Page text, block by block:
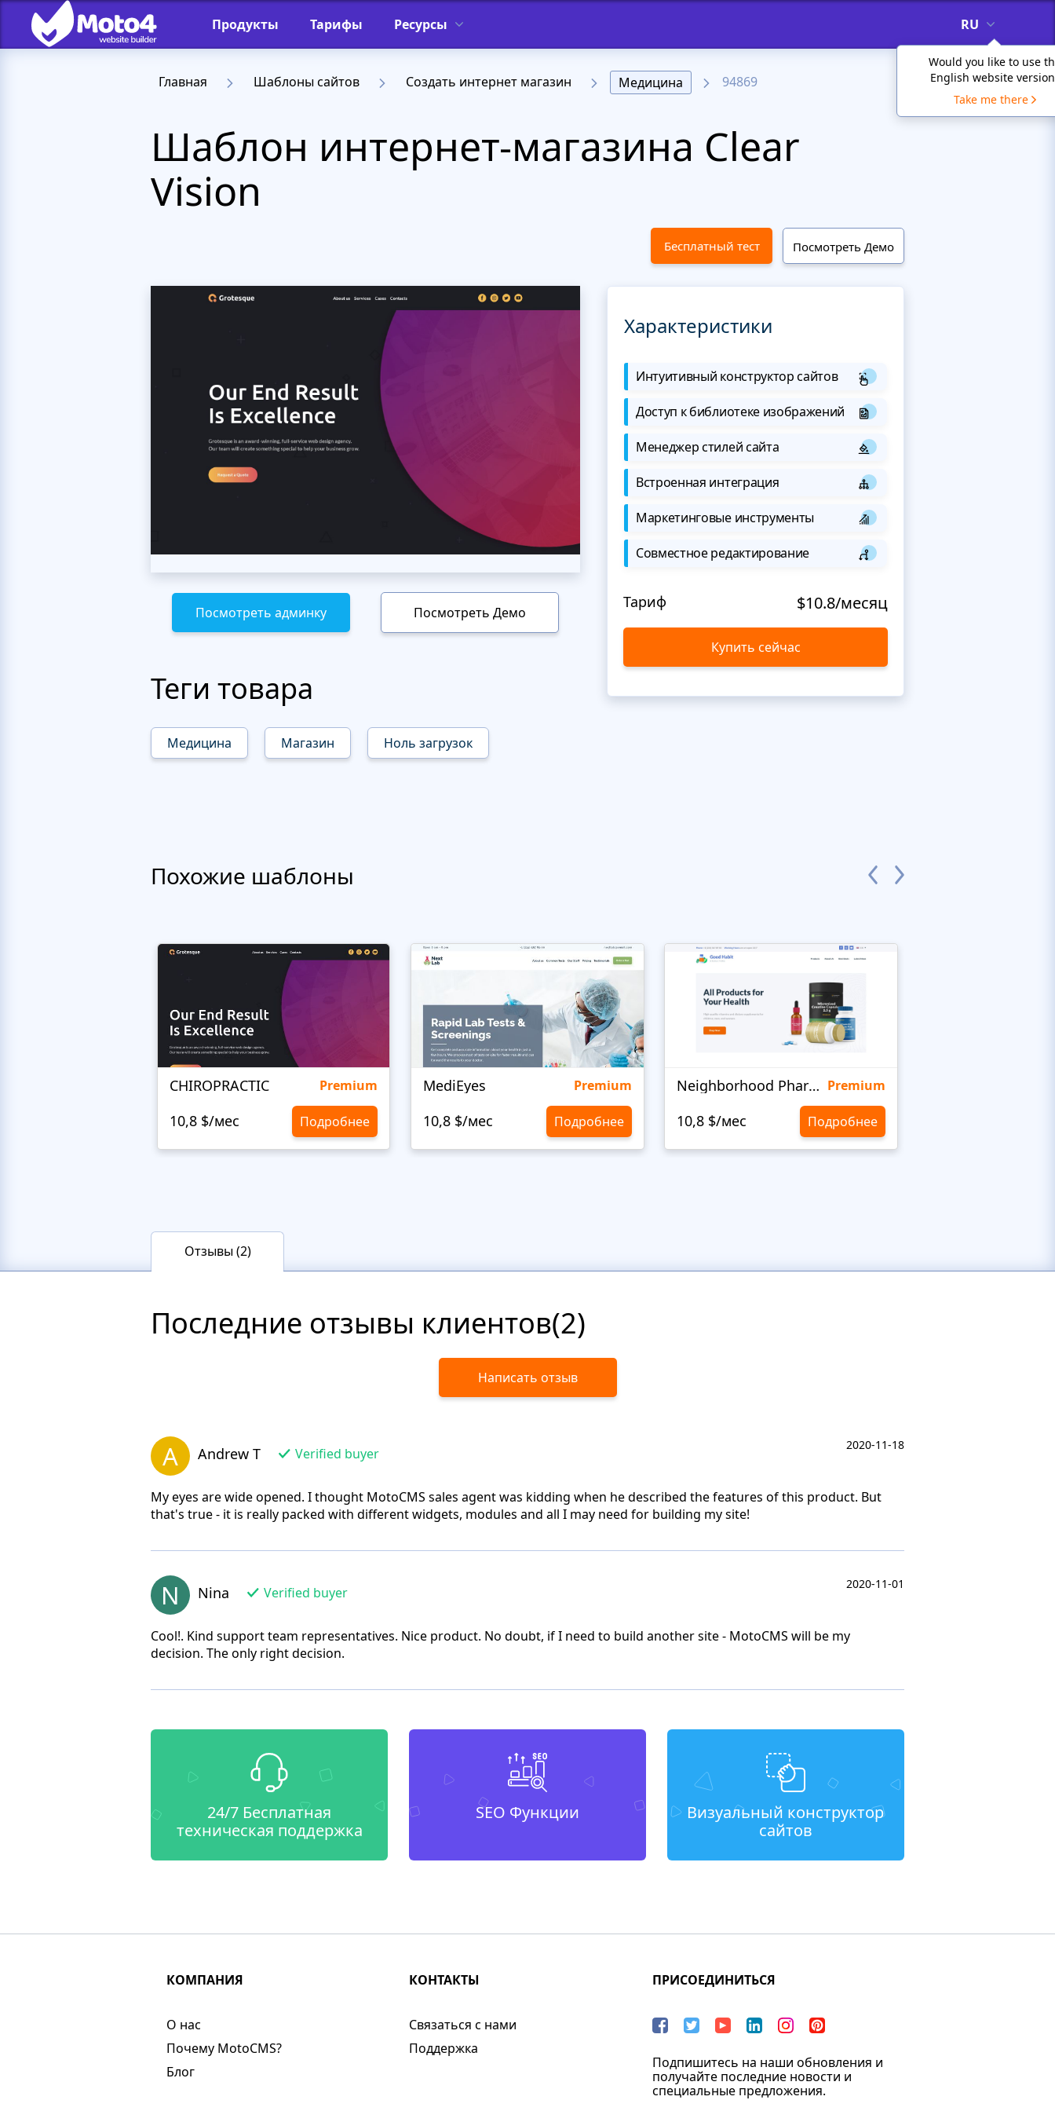
Продукты Тарифы Ресурсы RU
Would you like to use
English website
Take me there
Главная Шаблоны сайтов Создать интернет магазин Медицина 94869
Шаблон интернет-магазина Clear
Vision
Бесплатный тест Посмотреть Демо
Посмотреть админку Посмотреть Демо
Теги товара
Медицина Магазин Ноль загрузок
Характеристики
Интуитивный конструктор сайтов
Доступ к библиотеке изображений
Менеджер стилей сайта
Встроенная интеграция
Маркетинговые инструменты
Совместное редактирование
Тариф $10.8/месяц
Купить сейчас
Похожие шаблоны
CHIROPRACTIC Premium
10,8 $/мес Подробнее
MediEyes Premium
10,8 $/мес Подробнее
Neighborhood Pharmacy Premium
10,8 $/мес Подробнее
Отзывы (2)
Последние отзывы клиентов(2)
Написать отзыв
A Andrew T Verified buyer
2020-11-18
My eyes are wide opened. I thought MotoCMS sales agent was kidding when he described the features of this product. But
that's true - it is really packed with different widgets, modules and all I may need for building my site!
N Nina Verified buyer
2020-11-01
Cool!. Kind support team representatives. Nice product. No doubt, if I need to build another site - MotoCMS will be my
decision. The only right decision.
24/7 Бесплатная
техническая поддержка
SEO Функции
Визуальный конструктор
сайтов
КОМПАНИЯ
О нас​
Почему MotoCMS?
Блог
КОНТАКТЫ
Связаться с нами
Поддержка
ПРИСОЕДИНИТЬСЯ
Подпишитесь на наши обновления и
получайте последние новости и
специальные предложения.